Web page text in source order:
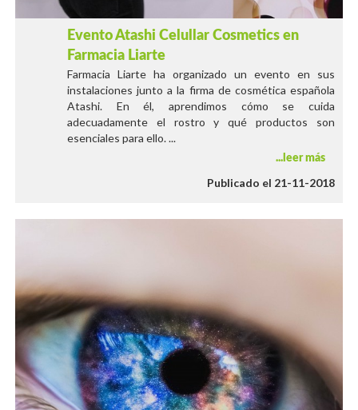
Evento Atashi Celullar Cosmetics en
Farmacia Liarte
Farmacia Liarte ha organizado un evento en sus
instalaciones junto a la firma de cosmética española
Atashi. En él, aprendimos cómo se cuida
adecuadamente el rostro y qué productos son
esenciales para ello. ...
leer más
Publicado el 21-11-2018